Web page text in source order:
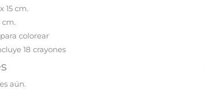
15 cm.
cm.
colorear
18 crayones
aún.